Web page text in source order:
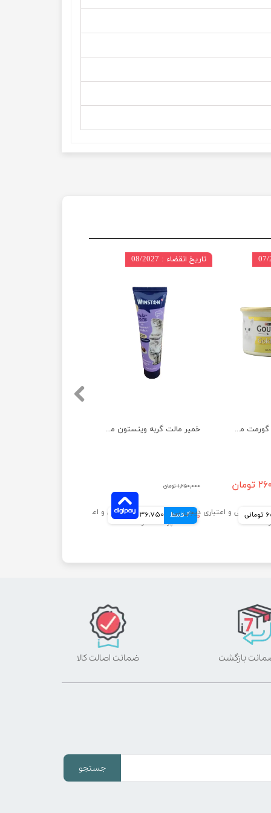
خمیر مالت گربه وینستون مدل پوست دانه کتان وزن 100 گرم
۱,۲۵۰,۰۰۰ تومان
۹۴۷,۰۰۰ تومان
4 قسط 236,750 تومانی
تاریخ انقضاء : 08/2027
کنسرو غذای گربه گورمت مدل مرغ و جگر وزن 85 گرم
ضمانت اصالت کالا
جستجو